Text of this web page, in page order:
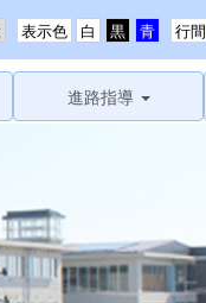
行間
表示色
進路指導